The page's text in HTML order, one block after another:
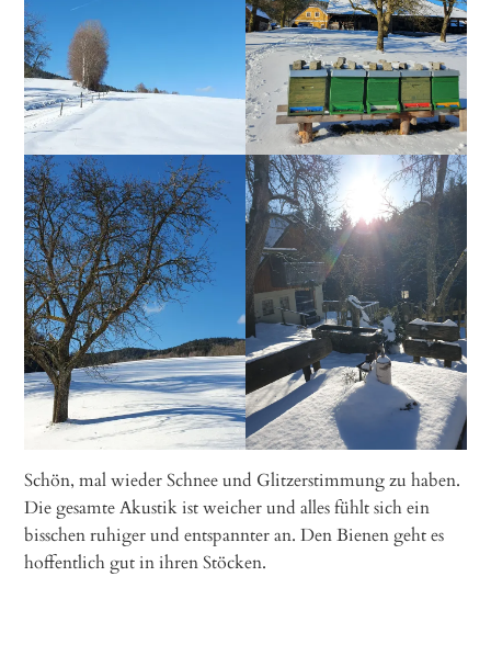
Schön, mal wieder Schnee und Glitzerstimmung zu haben.
Die gesamte Akustik ist weicher und alles fühlt sich ein
bisschen ruhiger und entspannter an. Den Bienen geht es
hoffentlich gut in ihren Stöcken.